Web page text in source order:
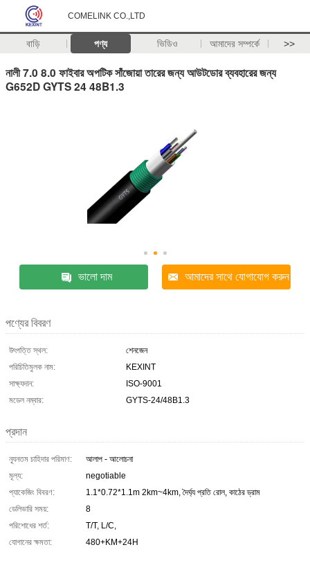
COMELINK CO.,LTD
বাড়ি পণ্য ভিডিও আমাদের সম্পর্কে >>
নালী 7.0 8.0 ফাইবার অপটিক সাঁজোয়া তারের জন্য আউটডোর ব্যবহারের জন্য
G652D GYTS 24 48B1.3
ভালো দাম আমাদের সাথে যোগাযোগ করুন
পণ্যের বিবরণ
উৎপত্তি স্থল:
শেনজেন
পরিচিতিমুলক নাম:
KEXINT
সাক্ষ্যদান:
ISO-9001
মডেল নম্বার:
GYTS-24/48B1.3
প্রদান
ন্যূনতম চাহিদার পরিমাণ:
আলাপ - আলোচনা
মূল্য:
negotiable
প্যাকেজিং বিবরণ:
1.1*0.72*1.1m 2km~4km, দৈর্ঘ্য প্রতি রোল, কাঠের ড্রাম
ডেলিভারি সময়:
8
পরিশোধের শর্ত:
T/T, L/C,
যোগানের ক্ষমতা:
480+KM+24H